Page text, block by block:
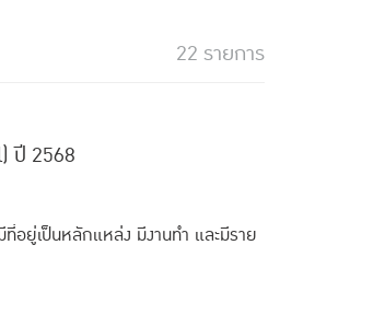
22 รายการ
ปี 2568
ยู่เป็นหลักแหล่ง มีงานทำ และมีราย